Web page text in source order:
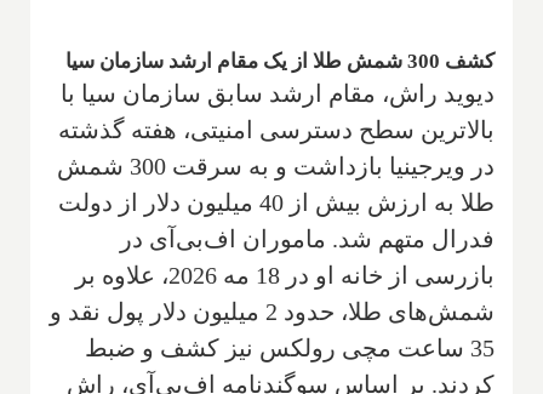
کشف 300 شمش طلا از یک مقام ارشد سازمان سیا
دیوید راش، مقام ارشد سابق سازمان سیا با
بالاترین سطح دسترسی امنیتی، هفته گذشته
در ویرجینیا بازداشت و به سرقت 300 شمش
طلا به ارزش بیش از 40 میلیون دلار از دولت
فدرال متهم شد. ماموران اف‌بی‌آی در
بازرسی از خانه او در 18 مه 2026، علاوه بر
شمش‌های طلا، حدود 2 میلیون دلار پول نقد و
35 ساعت مچی رولکس نیز کشف و ضبط
کردند. بر اساس سوگندنامه اف‌بی‌آی، راش